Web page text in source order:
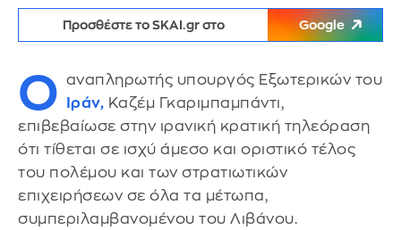
Προσθέστε το SKAI.gr στο Google
Ο αναπληρωτής υπουργός Εξωτερικών του
Ιράν, Καζέμ Γκαριμπαμπάντι,
επιβεβαίωσε στην ιρανική κρατική τηλεόραση
ότι τίθεται σε ισχύ άμεσο και οριστικό τέλος
του πολέμου και των στρατιωτικών
επιχειρήσεων σε όλα τα μέτωπα,
συμπεριλαμβανομένου του Λιβάνου.